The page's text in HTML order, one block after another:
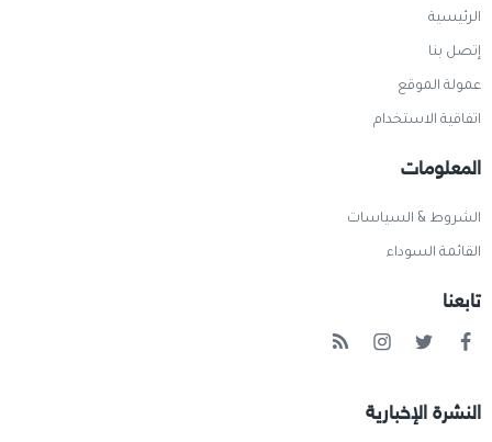
الرئيسية
إتصل بنا
عمولة الموقع
اتفاقية الاستخدام
المعلومات
الشروط & السياسات
القائمة السوداء
تابعنا
النشرة الإخبارية